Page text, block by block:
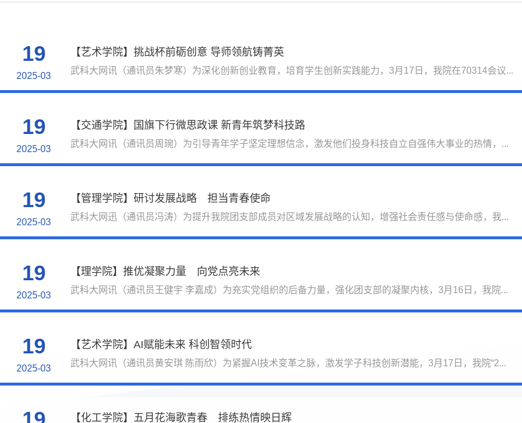
19
2025-03
【艺术学院】挑战杯前砺创意 导师领航铸菁英
武科大网讯（通讯员朱梦寒）为深化创新创业教育，培育学生创新实践能力，3月17日，我院在70314会议...
19
2025-03
【交通学院】国旗下行微思政课 新青年筑梦科技路
武科大网讯（通讯员周琬）为引导青年学子坚定理想信念，激发他们投身科技自立自强伟大事业的热情，...
19
2025-03
【管理学院】研讨发展战略 担当青春使命
武科大网迅（通讯员冯涛）为提升我院团支部成员对区域发展战略的认知，增强社会责任感与使命感，我...
19
2025-03
【理学院】推优凝聚力量 向党点亮未来
武科大网讯（通讯员王健宇 李嘉成）为充实党组织的后备力量，强化团支部的凝聚内核，3月16日，我院...
19
2025-03
【艺术学院】AI赋能未来 科创智领时代
武科大网讯（通讯员黄安琪 陈雨欣）为紧握AI技术变革之脉，激发学子科技创新潜能，3月17日，我院“2...
【化工学院】五月花海歌青春 排练热情映日辉